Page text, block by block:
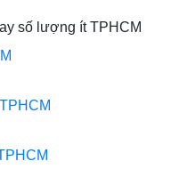
số lượng ít TPHCM